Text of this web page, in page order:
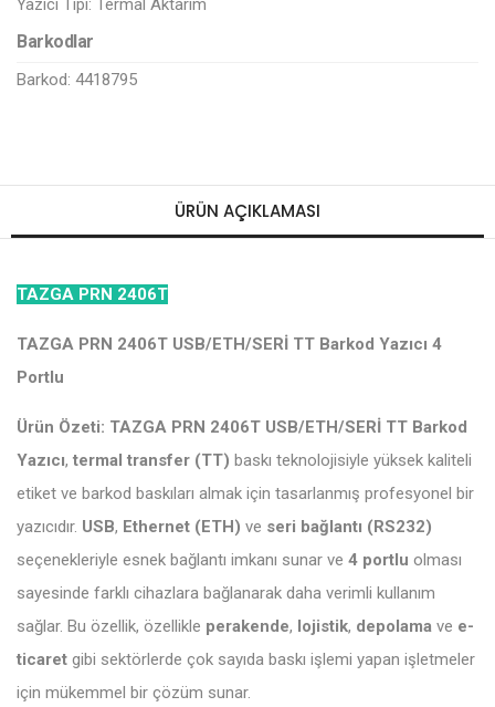
Yazıcı Tipi: Termal Aktarım
Barkodlar
Barkod: 4418795
ÜRÜN AÇIKLAMASI
TAZGA PRN 2406T
TAZGA PRN 2406T USB/ETH/SERİ TT Barkod Yazıcı 4
Portlu
Ürün Özeti: TAZGA PRN 2406T USB/ETH/SERİ TT Barkod
Yazıcı, termal transfer (TT) baskı teknolojisiyle yüksek kaliteli
etiket ve barkod baskıları almak için tasarlanmış profesyonel bir
yazıcıdır. USB, Ethernet (ETH) ve seri bağlantı (RS232)
seçenekleriyle esnek bağlantı imkanı sunar ve 4 portlu olması
sayesinde farklı cihazlara bağlanarak daha verimli kullanım
sağlar. Bu özellik, özellikle perakende, lojistik, depolama ve e-
ticaret gibi sektörlerde çok sayıda baskı işlemi yapan işletmeler
için mükemmel bir çözüm sunar.